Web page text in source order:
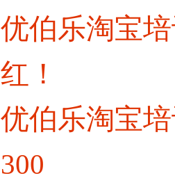
优伯乐淘宝
红！
优伯乐淘宝
300